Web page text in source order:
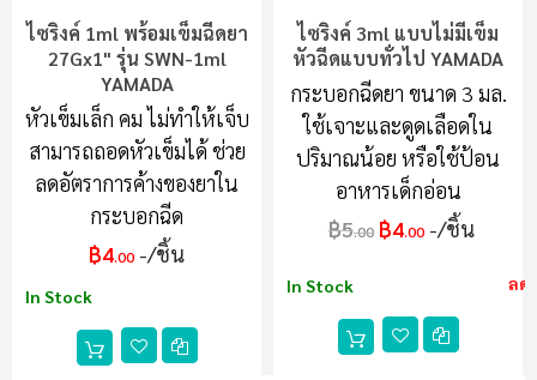
ไซริงค์ 1ml พร้อมเข็มฉีดยา
27Gx1" รุ่น SWN-1ml
YAMADA
หัวเข็มเล็ก คม ไม่ทำให้เจ็บ
สามารถถอดหัวเข็มได้ ช่วย
ลดอัตราการค้างของยาใน
กระบอกฉีด
฿4.00 /ชิ้น
In Stock
ไซริงค์ 3ml แบบไม่มีเข็ม
หัวฉีดแบบทั่วไป YAMADA
กระบอกฉีดยา ขนาด 3 มล.
ใช้เจาะและดูดเลือดใน
ปริมาณน้อย หรือใช้ป้อน
อาหารเด็กอ่อน
฿5.00 ฿4.00 /ชิ้น
In Stock ลด